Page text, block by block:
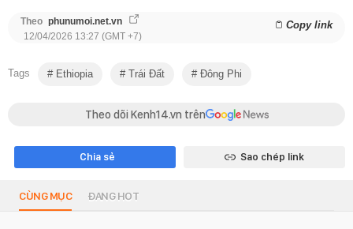
Theo phunumoi.net.vn Copy link
12/04/2026 13:27 (GMT +7)
Tags Ethiopia Trái Đất Đông Phi
Theo dõi Kenh14.vn trên
Chia sẻ Sao chép link
CÙNG MỤC ĐANG HOT